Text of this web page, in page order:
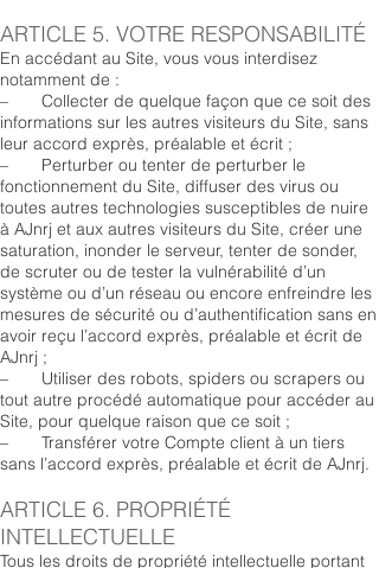
ARTICLE 5. VOTRE RESPONSABILITÉ
En accédant au Site, vous vous interdisez
notamment de :
– Collecter de quelque façon que ce soit des
informations sur les autres visiteurs du Site, sans
leur accord exprès, préalable et écrit ;
– Perturber ou tenter de perturber le
fonctionnement du Site, diffuser des virus ou
toutes autres technologies susceptibles de nuire
à AJnrj et aux autres visiteurs du Site, créer une
saturation, inonder le serveur, tenter de sonder,
de scruter ou de tester la vulnérabilité d’un
système ou d’un réseau ou encore enfreindre les
mesures de sécurité ou d’authentification sans en
avoir reçu l’accord exprès, préalable et écrit de
AJnrj ;
– Utiliser des robots, spiders ou scrapers ou
tout autre procédé automatique pour accéder au
Site, pour quelque raison que ce soit ;
– Transférer votre Compte client à un tiers
sans l’accord exprès, préalable et écrit de AJnrj.
ARTICLE 6. PROPRIÉTÉ
INTELLECTUELLE
Tous les droits de propriété intellectuelle portant